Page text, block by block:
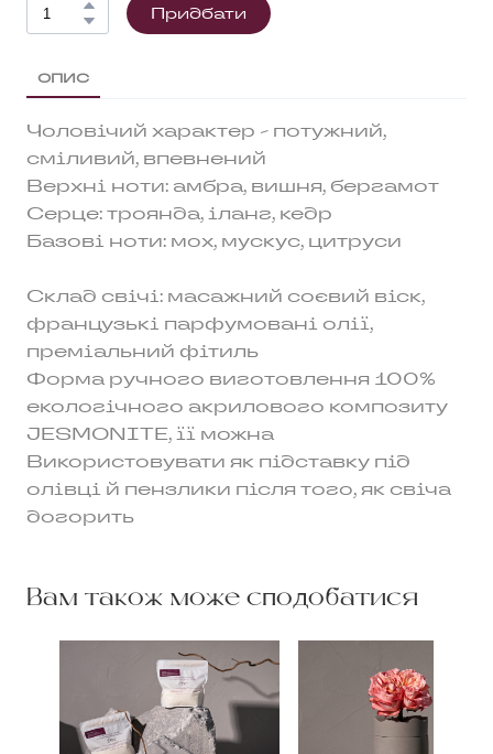
Придбати
ОПИС
Чоловічий характер - потужний,
сміливий, впевнений
Верхні ноти: амбра, вишня, бергамот
Серце: троянда, іланг, кедр
Базові ноти: мох, мускус, цитруси
Склад свічі: масажний соєвий віск,
французькі парфумовані олії,
преміальний фітиль
Форма ручного виготовлення 100%
екологічного акрилового композиту
JESMONITE, її можна
Використовувати як підставку під
олівці й пензлики після того, як свіча
догорить
Вам також може сподобатися